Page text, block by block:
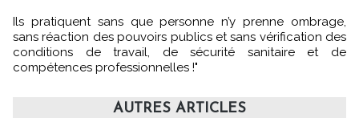
Ils pratiquent sans que personne n’y prenne ombrage,
sans réaction des pouvoirs publics et sans vérification des
conditions de travail, de sécurité sanitaire et de
compétences professionnelles !"
AUTRES ARTICLES